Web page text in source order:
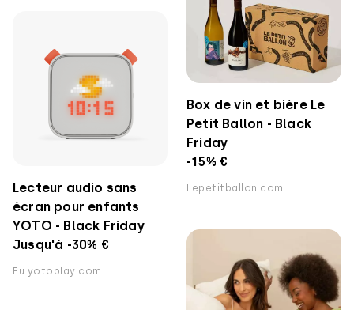
Box de vin et bière Le
Petit Ballon - Black
Friday
-15% €
Lepetitballon.com
Lecteur audio sans
écran pour enfants
YOTO - Black Friday
Jusqu'à -30% €
Eu.yotoplay.com